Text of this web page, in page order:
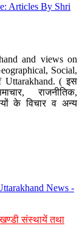
Articles By Shri
and views on
Social,
Uttarakhand. ( इस
राजनीतिक,
के विचार व अन्य
News -
संस्थायें तथा